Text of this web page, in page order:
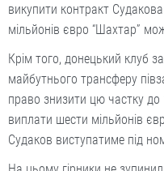
викупити контракт
мільйонів євро “Шахтар”
Крім того, донецький клуб
майбутнього трансферу
право знизити цю частку до
виплати шести мільйонів
Судаков виступатиме під